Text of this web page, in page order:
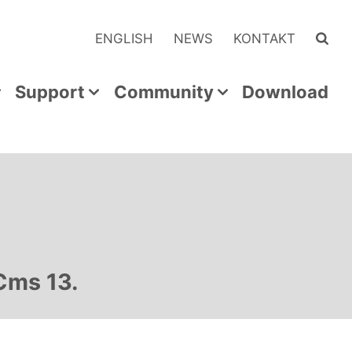
ENGLISH NEWS KONTAKT
Support Community Download
13.